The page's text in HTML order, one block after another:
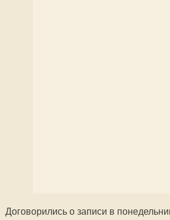
Договорились о записи в